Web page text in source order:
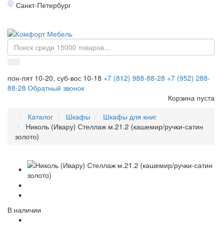
Санкт-Петербург
пон-пят 10-20, суб-вос 10-18 +7 (812) 988-88-28 +7 (952) 288-
88-28 Обратный звонок
Корзина пуста
Каталог
Шкафы
Шкафы для книг
Николь (Ивару) Стеллаж м.21.2 (кашемир/ручки-сатин
золото)
В наличии